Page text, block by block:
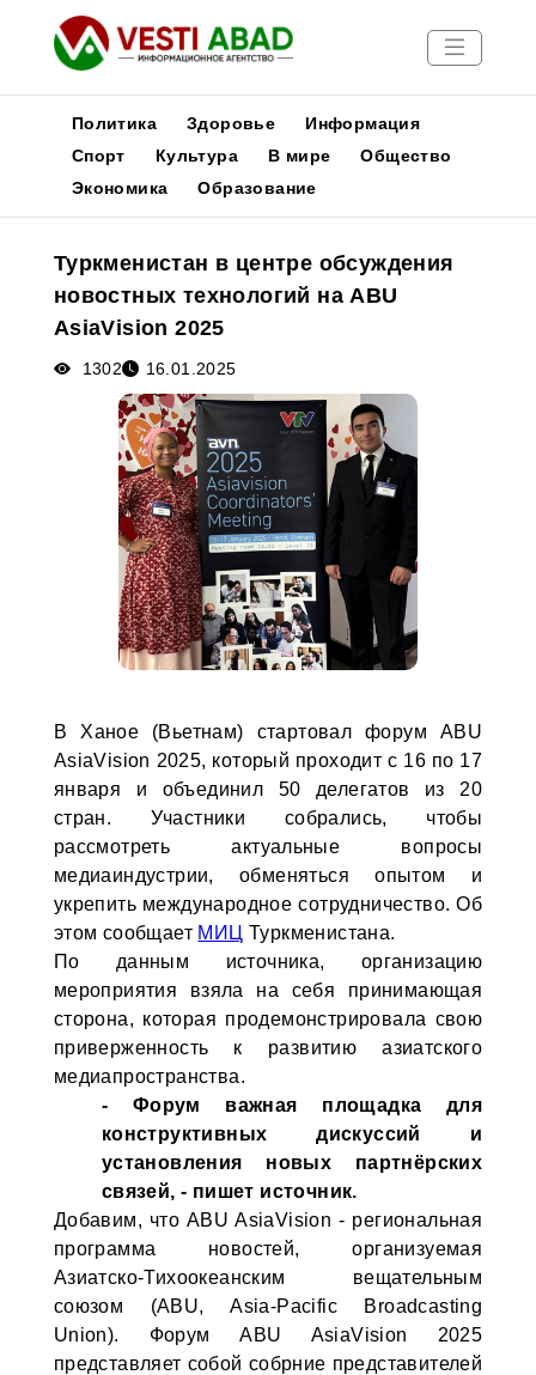
Новости
Медиа
Афиша
Политика Здоровье
Информация
Спорт
Культура В мире
Общество
Экономика
Образование
Туркменистан в центре обсуждения
новостных технологий на ABU
AsiaVision 2025
1302 16.01.2025
В Ханое (Вьетнам) стартовал форум ABU
AsiaVision 2025, который проходит с 16 по 17
января и объединил 50 делегатов из 20
стран. Участники собрались, чтобы
рассмотреть актуальные вопросы
медиаиндустрии, обменяться опытом и
укрепить международное сотрудничество. Об
этом сообщает МИЦ Туркменистана.
По данным источника, организацию
мероприятия взяла на себя принимающая
сторона, которая продемонстрировала свою
приверженность к развитию азиатского
медиапространства.
- Форум важная площадка для
конструктивных дискуссий и
установления новых партнёрских
связей, - пишет источник.
Добавим, что ABU AsiaVision - региональная
программа новостей, организуемая
Азиатско-Тихоокеанским вещательным
союзом (ABU, Asia-Pacific Broadcasting
Union). Форум ABU AsiaVision 2025
представляет собой собрние представителей